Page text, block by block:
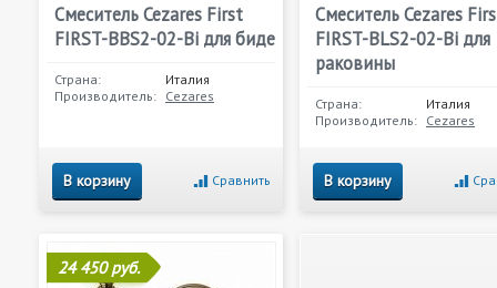
Смеситель Cezares First
FIRST-BBS2-02-Bi для биде
Страна:
Италия
Производитель: Cezares
В корзину Сравнить
Смеситель Cezares
FIRST-BLS2-02-Bi для
раковины
Страна:
Италия
Производитель: Cezares
В корзину
24 450 руб.